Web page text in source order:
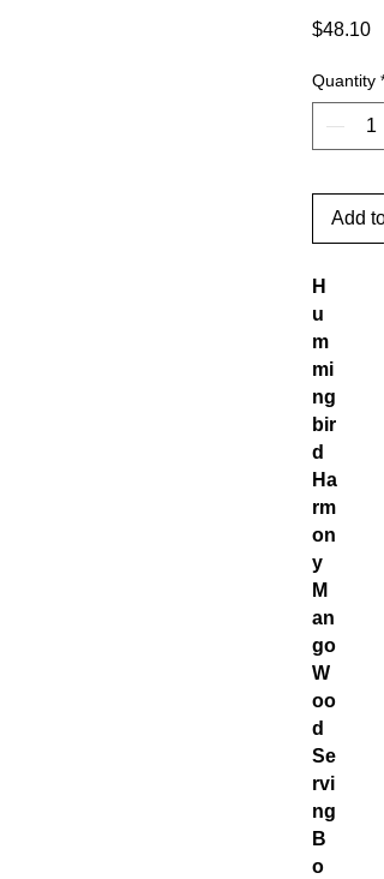
$48.10
Quantity *
Add
H
u
m
mi
ng
bir
d
Ha
rm
on
y
M
an
go
W
oo
d
Se
rvi
ng
B
o